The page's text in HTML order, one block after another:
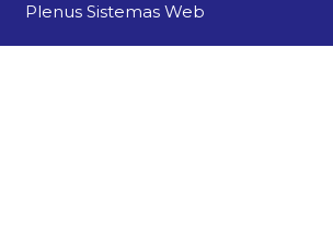
Plenus Sistemas Web